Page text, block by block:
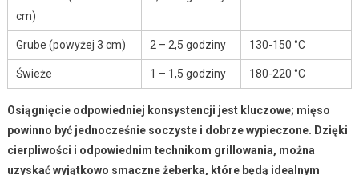
cm)
Grube (powyżej 3 cm) 2 – 2,5 godziny 130-150 °C
Świeże 1 – 1,5 godziny 180-220 °C
Osiągnięcie odpowiedniej konsystencji jest kluczowe; mięso
powinno być jednocześnie soczyste i dobrze wypieczone. Dzięki
cierpliwości i odpowiednim technikom grillowania, można
uzyskać wyjątkowo smaczne żeberka, które będą idealnym